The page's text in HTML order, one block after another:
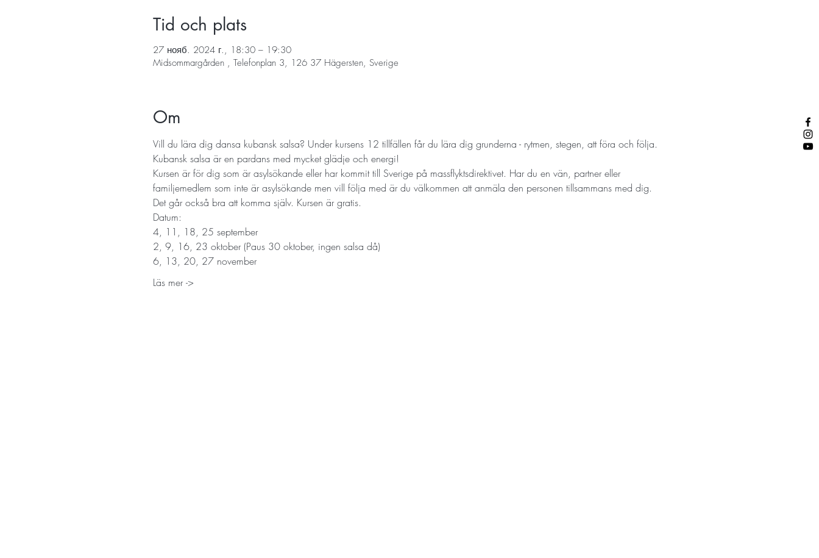
Tid och plats
27 нояб. 2024 г., 18:30 – 19:30
Midsommargården , Telefonplan 3, 126 37 Hägersten, Sverige
Om
Vill du lära dig dansa kubansk salsa? Under kursens 12 tillfällen får du lära dig grunderna - rytmen, stegen, att föra och följa.
Kubansk salsa är en pardans med mycket glädje och energi!
Kursen är för dig som är asylsökande eller har kommit till Sverige på massflyktsdirektivet. Har du en vän, partner eller
familjemedlem som inte är asylsökande men vill följa med är du välkommen att anmäla den personen tillsammans med dig.
Det går också bra att komma själv. Kursen är gratis.
Datum:
4, 11, 18, 25 september
2, 9, 16, 23 oktober (Paus 30 oktober, ingen salsa då)
6, 13, 20, 27 november
Läs mer ->